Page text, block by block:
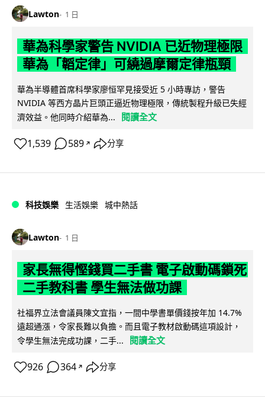
Lawton 1 日
華為科學家警告 NVIDIA 已近物理極限
華為「韜定律」可繞過摩爾定律瓶頸
華為半導體首席科學家廖恒罕見接受近 5 小時專訪，警告
NVIDIA 等西方晶片巨頭正逼近物理極限，傳統製程升級已失經
濟效益。他同時介紹華為...
閱讀全文
1,539 589 ↗ 分享
科技娛樂 生活娛樂 城中熱話
Lawton 1 日
家長無得慳錢買二手書 電子啟動碼鎖死
二手教科書 學生無法做功課
社福界立法會議員陳文宜指，一間中學書單價錢按年加 14.7%
遠超通漲，令家長難以負擔。而且電子教材啟動碼這項設計，
令學生無法完成功課，二手...
閱讀全文
926 364 ↗ 分享